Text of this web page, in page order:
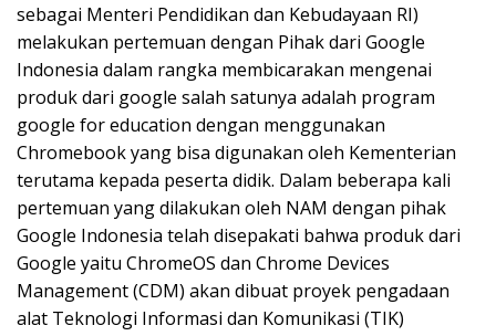
sebagai Menteri Pendidikan dan Kebudayaan RI)
melakukan pertemuan dengan Pihak dari Google
Indonesia dalam rangka membicarakan mengenai
produk dari google salah satunya adalah program
google for education dengan menggunakan
Chromebook yang bisa digunakan oleh Kementerian
terutama kepada peserta didik. Dalam beberapa kali
pertemuan yang dilakukan oleh NAM dengan pihak
Google Indonesia telah disepakati bahwa produk dari
Google yaitu ChromeOS dan Chrome Devices
Management (CDM) akan dibuat proyek pengadaan
alat Teknologi Informasi dan Komunikasi (TIK)